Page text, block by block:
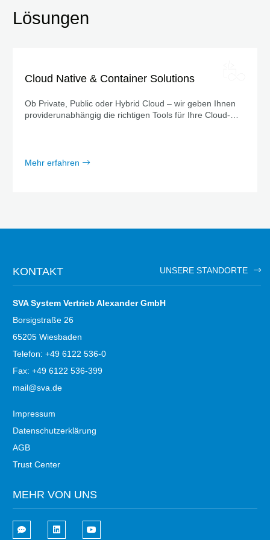
Lösungen
Cloud Native & Container Solutions
Ob Private, Public oder Hybrid Cloud – wir geben Ihnen
providerunabhängig die richtigen Tools für Ihre Cloud-
Mehr erfahren
KONTAKT UNSERE STANDORTE
SVA System Vertrieb Alexander GmbH
Borsigstraße 26
65205 Wiesbaden
Telefon: +49 6122 536-0
Fax: +49 6122 536-399
mail@sva.de
Impressum
Datenschutzerklärung
AGB
Trust Center
MEHR VON UNS